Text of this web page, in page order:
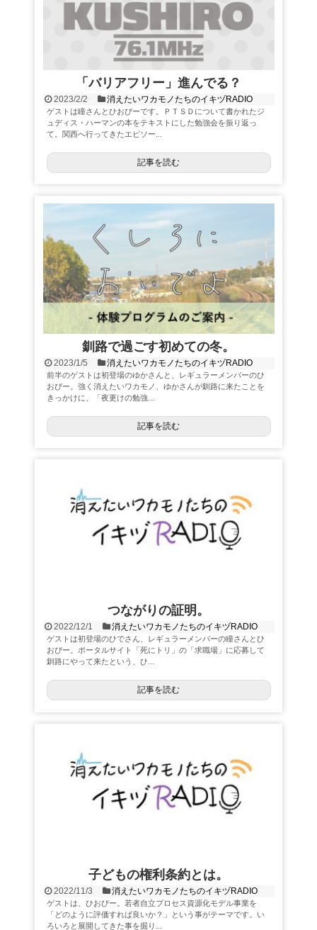
「バリアフリー」進んでる？
2023/2/2 消えたいワカモノたちのイキヅRADIO
ゲストは瞳さんとひおぴーです。ＰＴＳＤについて書かれたジ
ュディス・ハーマンの本をテキストにした勉強会を振り返っ
て。関西へ行ってきたエピソー...
記事を読む
釧路で過ごす初めての冬。
2023/1/5 消えたいワカモノたちのイキヅRADIO
前半のゲストは初登場のゆかさんと、レギュラーメンバーのひ
おぴー。強く消えたいワカモノ、ゆかさんが釧路に来たことを
きっかけに、「夜更けの勉強...
記事を読む
つながりの証明。
2022/12/1 消えたいワカモノたちのイキヅRADIO
ゲストは初登場のひでさん、レギュラーメンバーの瞳さんとひ
おぴー。ポータルサイト「死にトリ」の「求職場」に応募して
釧路にやって来たという、ひ...
記事を読む
子どもの権利条約とは。
2022/11/3 消えたいワカモノたちのイキヅRADIO
ゲストは、ひおぴー。若者自立プロセス資源化モデル事業を
「どのように評価すれば良いか？」という事がテーマです。い
ろいろと展開してきた事を掘り...